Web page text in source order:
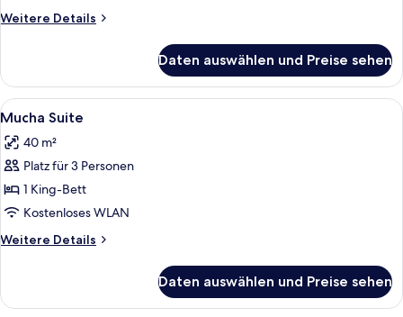
Weitere Details
Weitere
Suite
Daten auswählen und Preise sehen
Alle
Fotos
für
Mucha
Suite
anzeigen
Ein Hotelzimmer mit Blick auf eine
6
Mucha Suite
40 m²
Platz für 3 Personen
1 King-Bett
Kostenloses WLAN
Weitere Details
Weitere
Suite
Daten auswählen und Preise sehen